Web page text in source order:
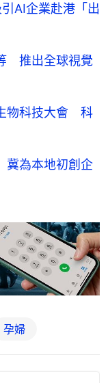
AI企業赴港「出
推出全球視覺
物科技大會 科
為本地初創企
孕婦